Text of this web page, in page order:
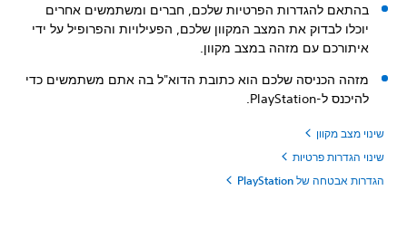
בהתאם להגדרות הפרטיות שלכם, חברים ומשתמשים אחרים
יוכלו לבדוק את המצב המקוון שלכם, הפעילויות והפרופיל על ידי
איתורכם עם מזהה במצב מקוון.
מזהה הכניסה שלכם הוא כתובת הדוא"ל בה אתם משתמשים כדי
להיכנס ל-PlayStation.
שינוי מצב מקוון
שינוי הגדרות פרטיות
הגדרות אבטחה של PlayStation